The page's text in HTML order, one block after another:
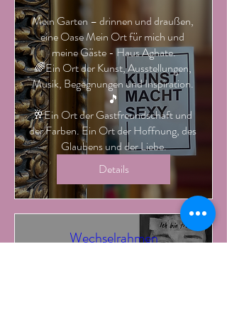
Mein Garten – drinnen und draußen,
eine Oase Mein Ort für mich und
meine Gäste - Haus Aghate.
🌈Ein Ort der Kunst, Ausstellungen,
Musik, Begegnungen und Inspiration.
🎵
🥂Ein Ort der Gastfreundschaft und
der Farben. Ein Ort der Hoffnung, des
Glaubens und der Liebe.
Details
Wechselrahmen